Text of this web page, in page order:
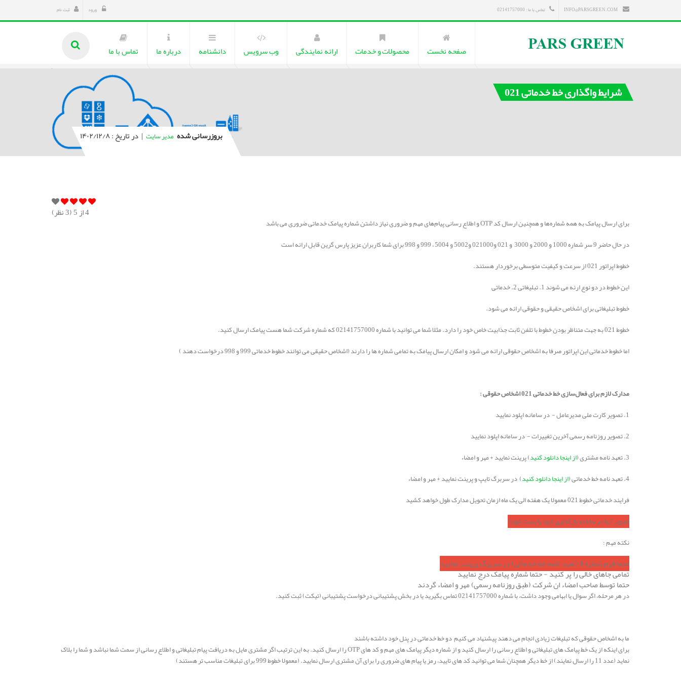
تماس با ما : 02141757000 ورود ثبت نام
صفحه نخست محصولات و خدمات ارائه نمایندگی وب سرویس دانشنامه درباره ما تماس با ما
شرایط واگذاری خط خدماتی 021
بروزرسانی شده مدیر سایت | در تاریخ : ۱۴۰۲/۱۲/۸
4از 5 ( 3نظر)
برای ارسال پیامک به همه شماره‌ها و همچنین ارسال کد OTP و اطلاع‌ رسانی پیام‌های مهم و ضروری نیاز داشتن شماره پیامک خدماتی ضروری می باشد
در حال حاضر 9 سر شماره 1000 و 2000 و 3000 و 021 و021000 و5002 و 5004 ، 999 و 998 برای شما کاربران عزیز پارس گرین قابل ارائه است
خطوط اپراتور 021 از سرعت و کیفیت متوسطی برخوردار هستند.
این خطوط در دو نوع ارئه می شوند 1. تبلیغاتی 2. خدماتی
خطوط تبلیغاتی برای اشخاص حقیقی و حقوقی ارائه می شود.
خطوط 021 به جهت متناظر بودن خطوط با تلفن ثابت جذابیت خاص خود را دارد. مثلا شما می توانید با شماره 02141757000 که شماره شرکت شما هست پیامک ارسال کنید.
اما خطوط خدماتی این اپراتور صرفا به اشخاص حقوقی ارائه می شود و امکان ارسال پیامک به تمامی شماره ها را دارند (اشخاص حقیقی می توانند خطوط خدماتی 999 و 998 درخواست دهند )
مدارک لازم برای فعال‌سازی خط خدماتی 021 اشخاص حقوقی :
1. تصویر کارت ملی مدیرعامل - در سامانه اپلود نمایید
2. تصویر روزنامه رسمی آخرین تغییرات - در سامانه اپلود نمایید
3. تعهد نامه مشتری (
از اینجا دانلود کنید) پرینت نمایید + مهر و امضاء
4. تعهد نامه خط خدماتی (
از اینجا دانلود کنید) در سربرگ تایپ و پرینت نمایید + مهر و امضاء
فرایند خدماتی خطوط 021 معمولا یک هفته الی یک ماه ازمان تحویل مدارک طول خواهد کشید
تصویر آنها در سامانه بازگذاری شود یا پست شود؟
نکته مهم :
حتما فرم شماره 4 (تعهد نامه خط خدماتی) در سربرگ پرینت نمایید
تمامی جاهای خالی را پر کنید - حتما شماره پیامک درج نمایید
حتما توسط صاحب امضاء ان شرکت (طبق روزنامه رسمی) مهر و امضاء گردند
در هر مرحله، اگر سوال یا ابهامی وجود داشت، با شماره 02141757000 تماس بگیرید یا در بخش پشتیبانی درخواست پشتیبانی (تیکت) ثبت کنید.
ما به اشخاص حقوقی که تبلیغات زیادی انجام می دهند پیشنهاد می کنیم دو خط خدماتی در پنل خود داشته باشند
برای اینکه از یک خط پیامک های تبلیغاتی و اطلاع رسانی را ارسال کنید و از شماره دیگر پیامک های مهم و کد های OTP را ارسال کنید. به این ترتیب اگر مشتری مایل به دریافت پیام تبلیغاتی و اطلاع رسانی از سمت شما نباشد و شما را بلاک
نماید (عدد 11 را ارسال نمایند) از خط دیگر همچنان شما می توانید کد های تایید، رمز یا پیام های ضروری را برای آن مشتری ارسال نمایید. (معمولا خطوط 999 برای تبلیغات مناسب تر هستند)